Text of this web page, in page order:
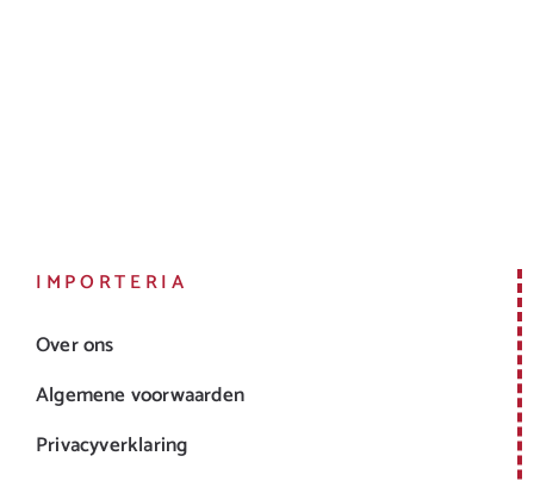
IMPORTERIA
Over ons
Algemene voorwaarden
Privacyverklaring